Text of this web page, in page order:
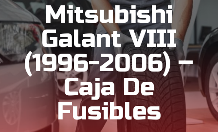
Mitsubishi
Galant VIII
(1996-2006) –
Caja De
Fusibles